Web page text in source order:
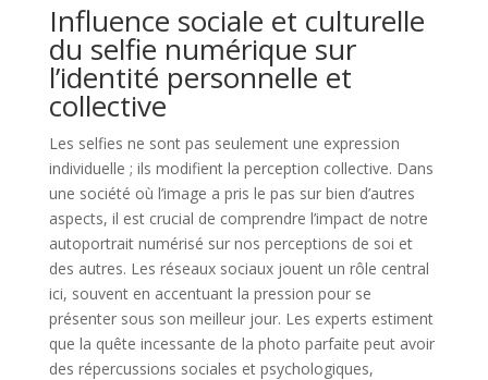
Influence sociale et culturelle
du selfie numérique sur
l’identité personnelle et
collective
Les selfies ne sont pas seulement une expression
individuelle ; ils modifient la perception collective. Dans
une société où l’image a pris le pas sur bien d’autres
aspects, il est crucial de comprendre l’impact de notre
autoportrait numérisé sur nos perceptions de soi et
des autres. Les réseaux sociaux jouent un rôle central
ici, souvent en accentuant la pression pour se
présenter sous son meilleur jour. Les experts estiment
que la quête incessante de la photo parfaite peut avoir
des répercussions sociales et psychologiques,